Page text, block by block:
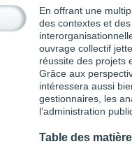
En offrant une
des contextes et
ouvrage collectif
réussite des projets
Grâce aux
intéressera aussi
gestionnaires, les
l’administration
Table des